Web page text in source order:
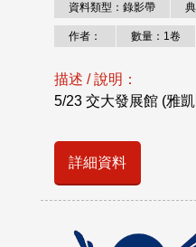
資料類型：錄影帶
作者： 數量：1卷
描述 / 說明：
5/23 交大發展館 (雅凱
詳細資料